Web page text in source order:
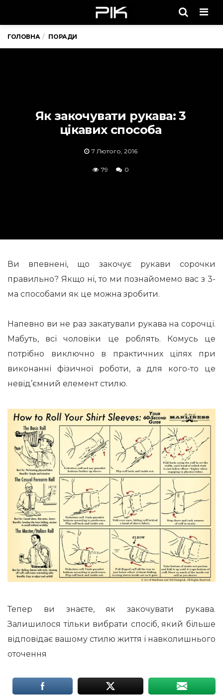
ГОЛОВНА ПОРАДИ
Як закочувати рукава: 3
цікавих способа
7 Лютого, 2016
79 0
Ви впевнені, що закочує рукави сорочки
правильно? Якщо ні, то ми познайомемо вас з 3-
ма способами як це можна зробити.
Напевно ви не раз закатували рукава на сорочці.
Мабуть, всі чоловіки це роблять. Комусь це
потрібно виключно в практичних цілях при
виконанні фізичної роботи, а для кого-то це
невід’ємний елемент стилю.
Тепер ви знаєте, як закочувати рукава.
Залишилося тільки вибрати спосіб, який більше
відповідає вашому стилю життя і навколишнього
оточення